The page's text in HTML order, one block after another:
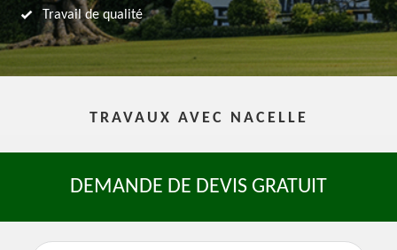
Travail de qualité
TRAVAUX AVEC NACELLE
DEMANDE DE DEVIS GRATUIT